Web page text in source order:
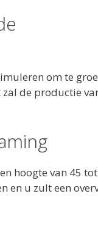
om te
de productie
hoogte van 45
en u zult een